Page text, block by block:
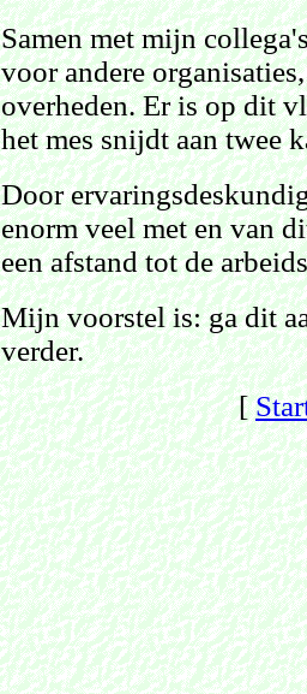
Samen met mijn
voor andere
overheden. Er is op dit
het mes snijdt aan twee
Door
enorm veel met en van
een afstand tot de
Mijn voorstel is: ga dit
verder.
[